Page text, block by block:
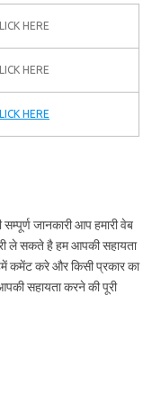
HERE
HERE
HERE
जानकारी आप हमारी वेब
ले सकते है हम आपकी सहायता
कमेंट करे और किसी प्रकार का
सहायता करने की पूरी